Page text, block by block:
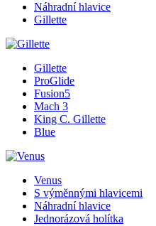
Náhradní hlavice
Gillette
Gillette
ProGlide
Fusion5
Mach 3
King C. Gillette
Blue
Venus
S výměnnými hlavicemi
Náhradní hlavice
Jednorázová holítka